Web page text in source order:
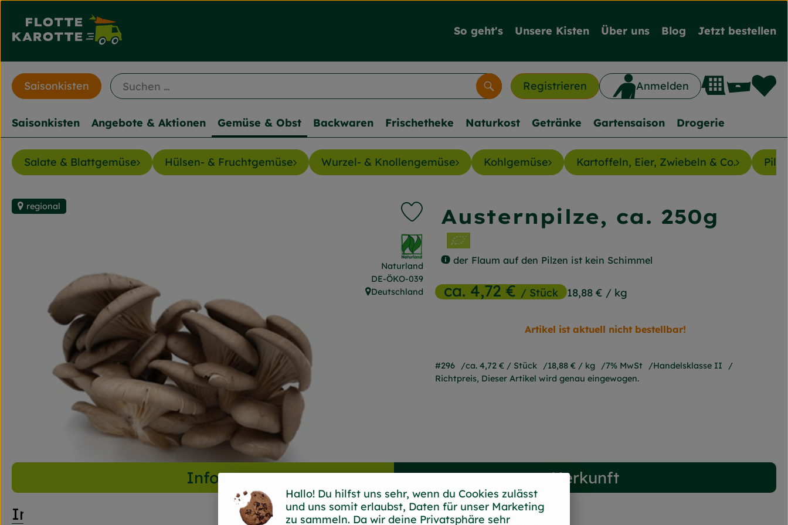
So geht's Unsere Kisten Über uns Blog Jetzt bestellen
Registrieren Anmelden
Suchen
Saisonkisten
Saisonkisten Angebote & Aktionen Gemüse & Obst Backwaren Frischetheke Naturkost Getränke Gartensaison Drogerie
Salate & Blattgemüse Hülsen- & Fruchtgemüse Wurzel- & Knollengemüse Kohlgemüse Kartoffeln, Eier, Zwiebeln & Co. Pilze
Austernpilze, ca. 250g
der Flaum auf den Pilzen ist kein Schimmel
ca. 4,72 €/ Stück 18,88 € / kg
regional
Produkt zu Favouriten hinzufügen
, Verband:
Naturland
, Kontrollstelle:
DE-ÖKO-039
, Herkunft:
Deutschland
Artikel ist aktuell nicht bestellbar!
#296 ca. 4,72 € / Stück 18,88 € / kg 7% MwSt
Handelsklasse II
Richtpreis, Dieser Artikel wird genau eingewogen.
Info
Herkunft
Info
Hallo! Du hilfst uns sehr, wenn du Cookies zulässt
und uns somit erlaubst, Daten für unser Marketing
zu sammeln. Da wir deine Privatsphäre sehr